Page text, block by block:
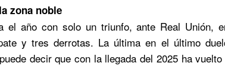
zona noble
el año con solo un triunfo, ante Real Unión,
y tres derrotas. La última en el último
decir que con la llegada del 2025 ha